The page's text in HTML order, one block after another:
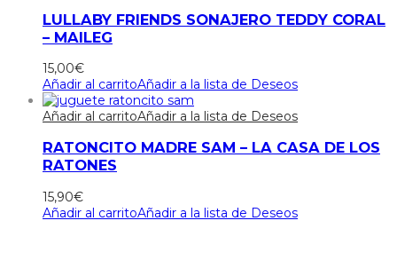
LULLABY FRIENDS SONAJERO TEDDY CORAL
– MAILEG
15,00€
Añadir al carritoAñadir a la lista de Deseos
Añadir al carritoAñadir a la lista de Deseos
RATONCITO MADRE SAM – LA CASA DE LOS
RATONES
15,90€
Añadir al carritoAñadir a la lista de Deseos